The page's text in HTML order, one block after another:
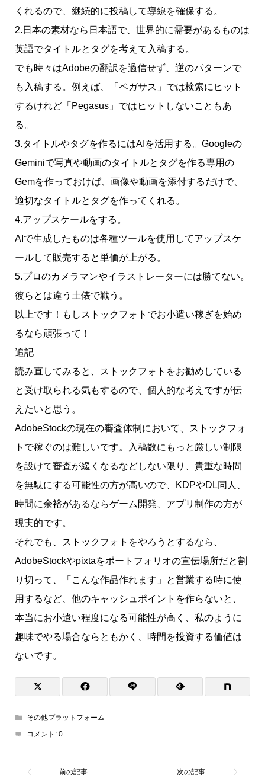
くれるので、継続的に投稿して導線を確保する。
2.日本の素材なら日本語で、世界的に需要があるものは
英語でタイトルとタグを考えて入稿する。
でも時々はAdobeの翻訳を過信せず、逆のパターンで
も入稿する。例えば、「ペガサス」では検索にヒット
するけれど「Pegasus」ではヒットしないこともあ
る。
3.タイトルやタグを作るにはAIを活用する。Googleの
Geminiで写真や動画のタイトルとタグを作る専用の
Gemを作っておけば、画像や動画を添付するだけで、
適切なタイトルとタグを作ってくれる。
4.アップスケールをする。
AIで生成したものは各種ツールを使用してアップスケ
ールして販売すると単価が上がる。
5.プロのカメラマンやイラストレーターには勝てない。
彼らとは違う土俵で戦う。
以上です！もしストックフォトでお小遣い稼ぎを始め
るなら頑張って！
追記
読み直してみると、ストックフォトをお勧めしている
と受け取られる気もするので、個人的な考えですが伝
えたいと思う。
AdobeStockの現在の審査体制において、ストックフォ
トで稼ぐのは難しいです。入稿数にもっと厳しい制限
を設けて審査が緩くなるなどしない限り、貴重な時間
を無駄にする可能性の方が高いので、KDPやDL同人、
時間に余裕があるならゲーム開発、アプリ制作の方が
現実的です。
それでも、ストックフォトをやろうとするなら、
AdobeStockやpixtaをポートフォリオの宣伝場所だと割
り切って、「こんな作品作れます」と営業する時に使
用するなど、他のキャッシュポイントを作らないと、
本当にお小遣い程度になる可能性が高く、私のように
趣味でやる場合ならともかく、時間を投資する価値は
ないです。
その他プラットフォーム
コメント: 0